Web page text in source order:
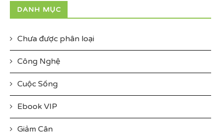
DANH MỤC
Chưa được phân loại
Công Nghệ
Cuộc Sống
Ebook VIP
Giảm Cân